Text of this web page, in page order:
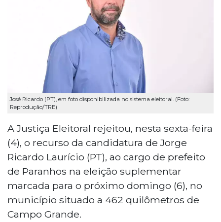
José Ricardo (PT), em foto disponibilizada no sistema eleitoral. (Foto:
Reprodução/TRE)
A Justiça Eleitoral rejeitou, nesta sexta-feira
(4), o recurso da candidatura de Jorge
Ricardo Laurício (PT), ao cargo de prefeito
de Paranhos na eleição suplementar
marcada para o próximo domingo (6), no
município situado a 462 quilômetros de
Campo Grande.